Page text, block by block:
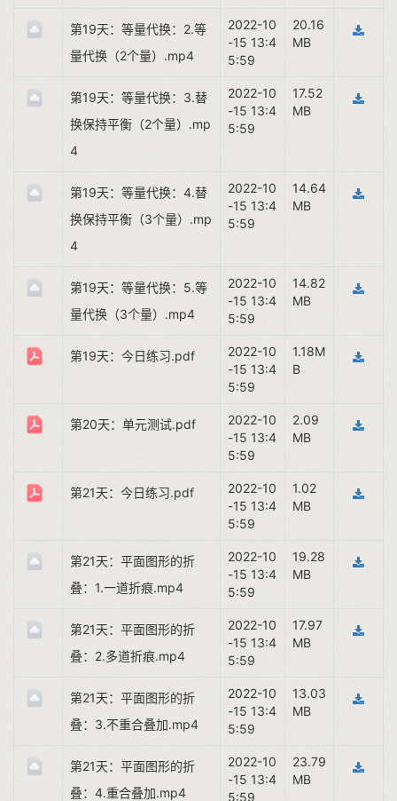
第19天：等量代换：2.等
量代换（2个量）.mp4
2022-10
-15 13:4
5:59
20.16
MB
第19天：等量代换：3.替
换保持平衡（2个量）.mp
4
2022-10
-15 13:4
5:59
17.52
MB
第19天：等量代换：4.替
换保持平衡（3个量）.mp
4
2022-10
-15 13:4
5:59
14.64
MB
第19天：等量代换：5.等
量代换（3个量）.mp4
2022-10
-15 13:4
5:59
14.82
MB
第19天：今日练习.pdf
2022-10
-15 13:4
5:59
1.18M
B
第20天：单元测试.pdf
2022-10
-15 13:4
5:59
2.09
MB
第21天：今日练习.pdf
2022-10
-15 13:4
5:59
1.02
MB
第21天：平面图形的折
叠：1.一道折痕.mp4
2022-10
-15 13:4
5:59
19.28
MB
第21天：平面图形的折
叠：2.多道折痕.mp4
2022-10
-15 13:4
5:59
17.97
MB
第21天：平面图形的折
叠：3.不重合叠加.mp4
2022-10
-15 13:4
5:59
13.03
MB
第21天：平面图形的折
叠：4.重合叠加.mp4
2022-10
-15 13:4
5:59
23.79
MB